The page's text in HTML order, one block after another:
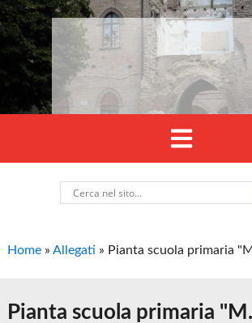
Home »Allegati » Pianta scuola primaria
Pianta scuola primaria "M.